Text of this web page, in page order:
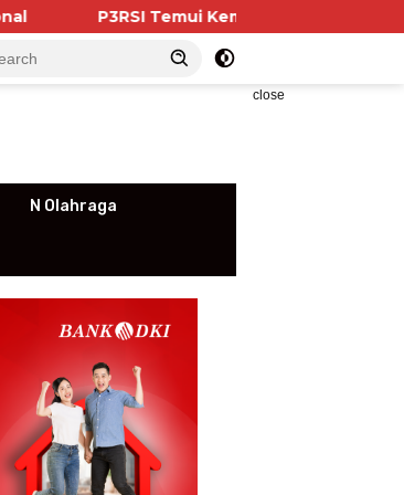
Temui Kementerian PKP, Pengurus
close
N Olahraga